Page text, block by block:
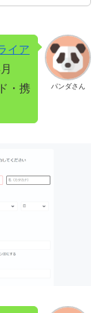
パンダさん
イア
・携